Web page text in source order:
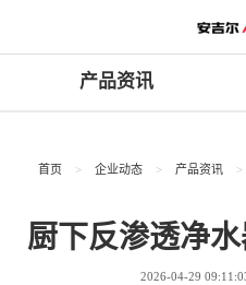
产品资讯
首页 > 企业动态 > 产品资讯
厨下反渗透净
2026-04-29